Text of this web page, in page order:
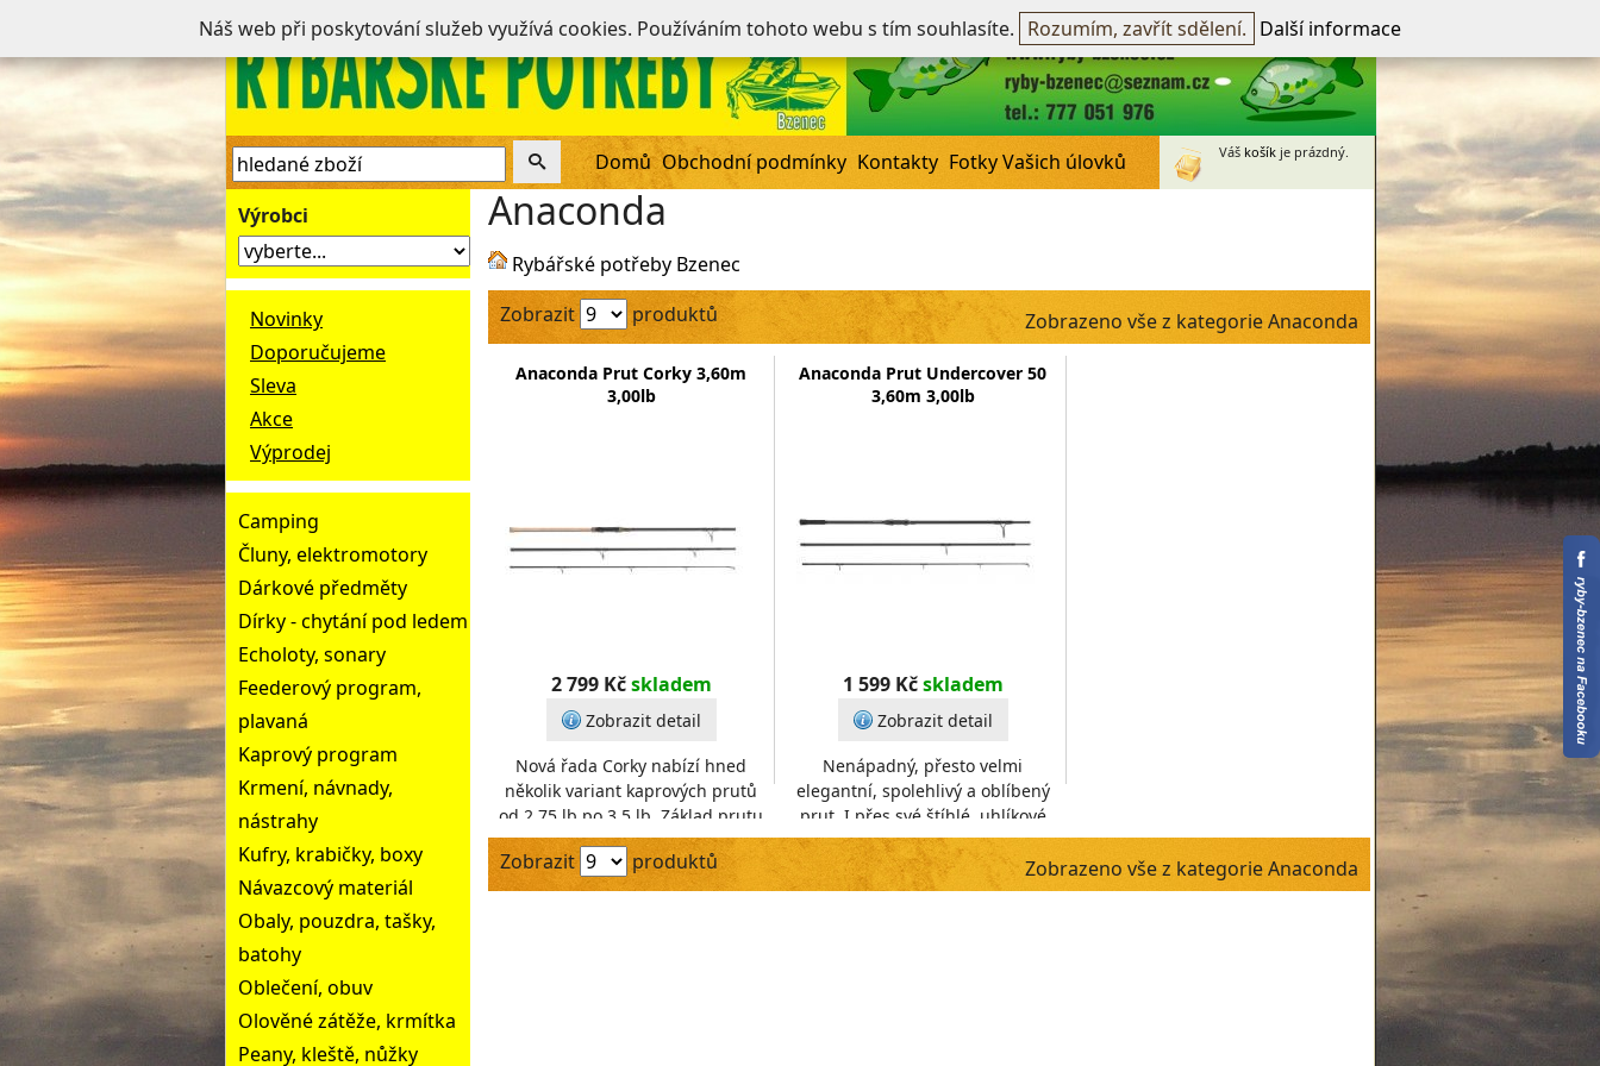
Nepřihlášen -přihlásit~Registrovat
Domů Obchodní podmínky Kontakty Fotky Vašich úlovků Váš košík je prázdný.
Výrobci
Novinky
Doporučujeme
Sleva
Akce
Výprodej
Camping
Čluny, elektromotory
Dárkové předměty
Dírky - chytání pod ledem
Echoloty, sonary
Feederový program,
plavaná
Kaprový program
Krmení, návnady,
nástrahy
Kufry, krabičky, boxy
Návazcový materiál
Obaly, pouzdra, tašky,
batohy
Oblečení, obuv
Olověné zátěže, krmítka
Peany, kleště, nůžky
Anaconda
Rybářské potřeby Bzenec
Zobrazit
produktů Zobrazeno vše z kategorie Anaconda
Anaconda Prut Corky 3,60m
3,00lb
2 799 Kč skladem
Zobrazit detail
Nová řada Corky nabízí hned
několik variant kaprových prutů
od 2,75 lb po 3,5 lb. Základ prutu
tvoří štíhlý, uhlíkový blank,
lisovaný pod tl
Anaconda Prut Undercover 50
3,60m 3,00lb
1 599 Kč skladem
Zobrazit detail
Nenápadný, přesto velmi
elegantní, spolehlivý a oblíbený
prut. I přes své štíhlé, uhlíkové
tělo je velmi silný a je spolehlivý i
při dalekýc
Zobrazit produktů Zobrazeno vše z kategorie Anaconda
Náš web při poskytování služeb využívá cookies. Používáním tohoto webu s tím souhlasíte. Rozumím, zavřít sdělení. Další informace